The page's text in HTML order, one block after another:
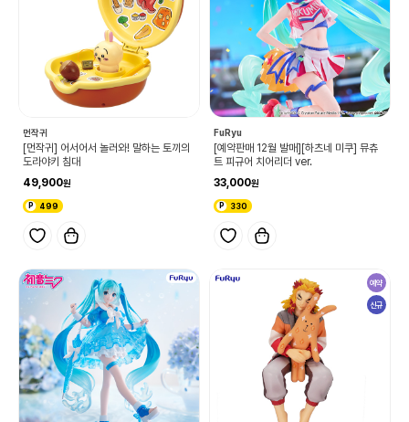
먼작귀
[먼작귀] 어서어서 놀러와! 말하는 토끼의
도라야키 침대
49,900
499
FuRyu
[예약판매 12월 발매][하츠네 미쿠] 뮤츄
트 피규어 치어리더 ver.
33,000
330
예약
신규